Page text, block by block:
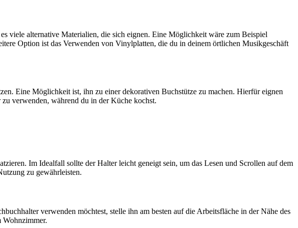
viele alternative Materialien, die sich eignen. Eine Möglichkeit wäre zum Beispiel
Option ist das Verwenden von Vinylplatten, die du in deinem örtlichen Musikgeschäft
Eine Möglichkeit ist, ihn zu einer dekorativen Buchstütze zu machen. Hierfür eignen
verwenden, während du in der Küche kochst.
Im Idealfall sollte der Halter leicht geneigt sein, um das Lesen und Scrollen auf dem
zu gewährleisten.
verwenden möchtest, stelle ihn am besten auf die Arbeitsfläche in der Nähe des
Wohnzimmer.